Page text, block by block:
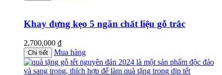
Khay đựng kẹo 5 ngăn chất liệu gỗ trắc
2,700,000 ₫
Chi tiết Mua hàng